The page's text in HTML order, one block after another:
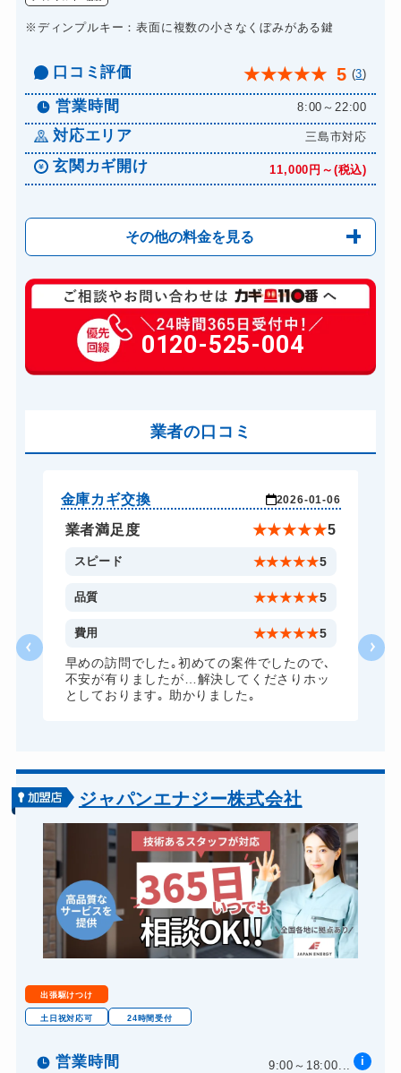
ドアノブカギ交換 11,000円～(税込)
※ディンプルキー：表面に複数の小さなくぼみがある鍵
口コミ評価 ★★★★★ 5 (3)
営業時間 8:00～22:00
対応エリア 三島市対応
玄関カギ開け 11,000円～(税込)
その他の料金を見る
玄関カギ修理 6,600円～(税込)
玄関カギ作成 14,300円～(税込)
玄関カギ交換 14,300円～(税込)
バイクカギ開け
スーツケースカギ開け 8,800円～(税込)
スーツケースカギ作成 8,800円～(税込)
金庫カギ開け 14,300円～(税込)
金庫カギ修理 11,000円～(税込)
8,800円～(税込)
ドアノブカギ開け 10,780円～(税込)
0120-525-004
業者の口コミ
金庫カギ交換 2026-01-06
業者満足度 ★★★★★5
スピード ★★★★★5
品質 ★★★★★5
費用 ★★★★★5
早めの訪問でした｡初めての案件でしたので､
不安が有りましたが…解決してくださりホッ
としております｡ 助かりました｡
ジャパンエナジー株式会社
出張駆けつけ
土日祝対応可 24時間受付
営業時間 9:00～18:00... i